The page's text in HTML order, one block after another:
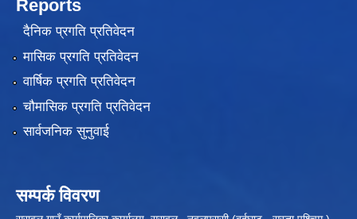
Reports
दैनिक प्रगति प्रतिवेदन
मासिक प्रगति प्रतिवेदन
वार्षिक प्रगति प्रतिवेदन
चौमासिक प्रगति प्रतिवेदन
सार्वजनिक सुनुवाई
सम्पर्क विवरण